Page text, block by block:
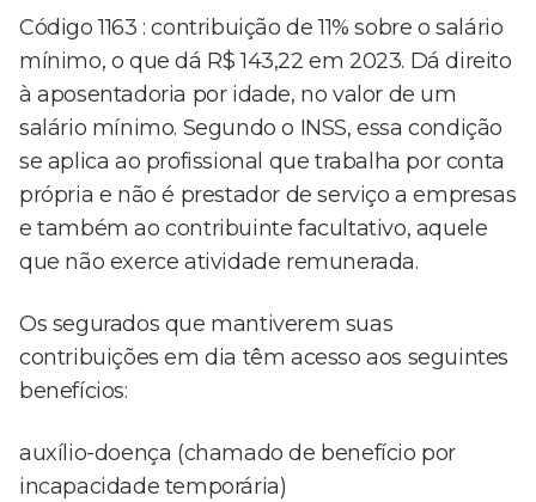
Código 1163 : contribuição de 11% sobre o salário
mínimo, o que dá R$ 143,22 em 2023. Dá direito
à aposentadoria por idade, no valor de um
salário mínimo. Segundo o INSS, essa condição
se aplica ao profissional que trabalha por conta
própria e não é prestador de serviço a empresas
e também ao contribuinte facultativo, aquele
que não exerce atividade remunerada.
Os segurados que mantiverem suas
contribuições em dia têm acesso aos seguintes
benefícios:
auxílio-doença (chamado de benefício por
incapacidade temporária)